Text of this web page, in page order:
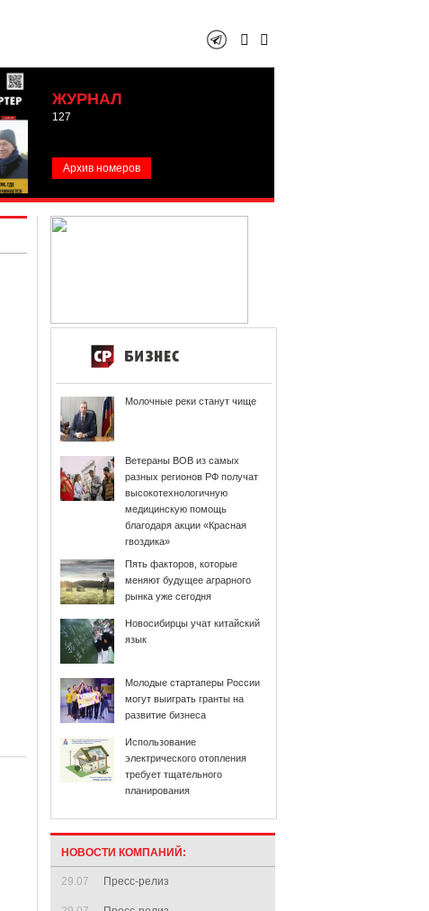
ЖУРНАЛ
127
Архив номеров
Молочные реки станут чище
Ветераны ВОВ из самых
разных регионов РФ получат
высокотехнологичную
медицинскую помощь
благодаря акции «Красная
гвоздика»
Пять факторов, которые
меняют будущее аграрного
рынка уже сегодня
Новосибирцы учат китайский
язык
Молодые стартаперы России
могут выиграть гранты на
развитие бизнеса
Использование
электрического отопления
требует тщательного
планирования
НОВОСТИ КОМПАНИЙ:
29.07 Пресс-релиз